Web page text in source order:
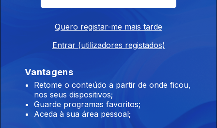
Ep. 16 01 jun. 2025
Ep. 15
Quero registar-me mais tarde
Entrar (utilizadores registados)
Vantagens
Retome o conteúdo a partir de onde ficou,
nos seus dispositivos;
Guarde programas favoritos;
Aceda à sua área pessoal;